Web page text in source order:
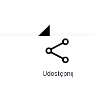
Udostępnij